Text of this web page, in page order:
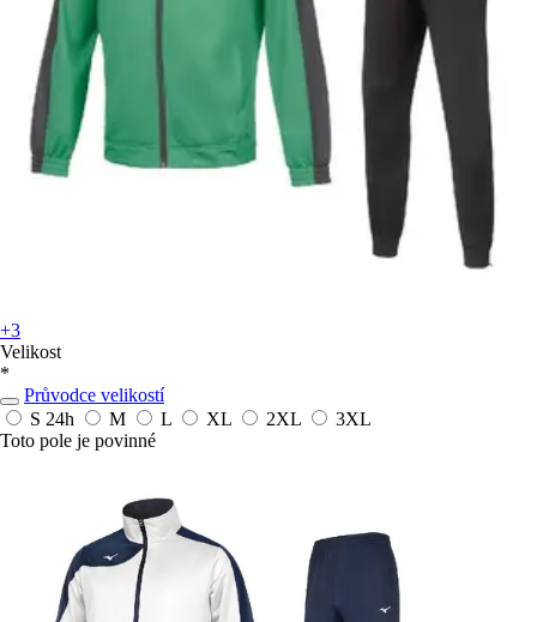
+3
Velikost
*
Průvodce velikostí
S 24h M L XL 2XL
3XL
Toto pole je povinné